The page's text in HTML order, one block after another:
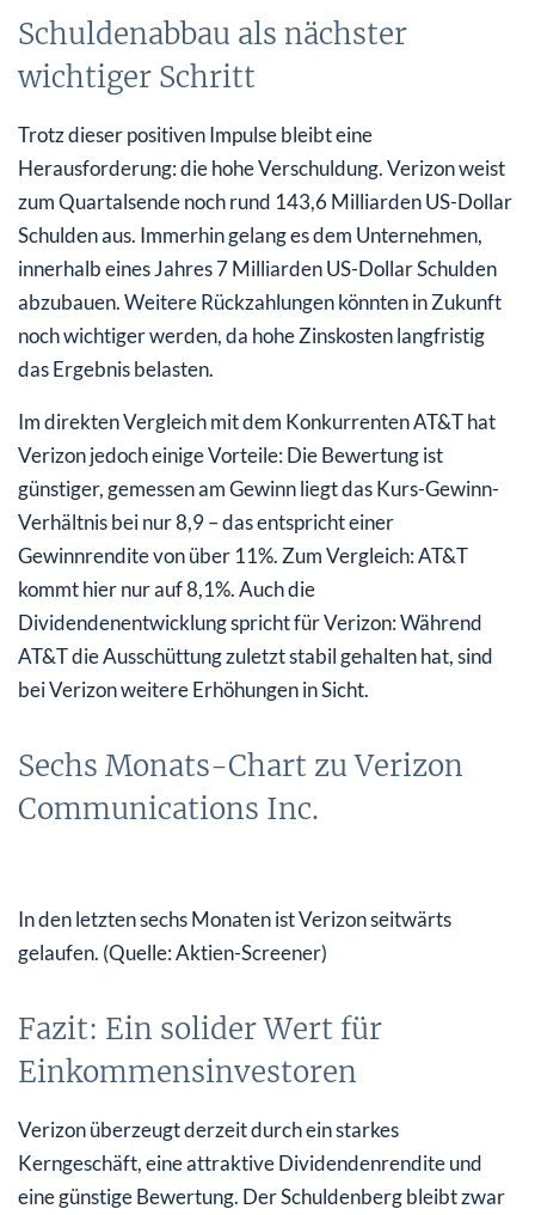
Schuldenabbau als nächster
wichtiger Schritt
Trotz dieser positiven Impulse bleibt eine
Herausforderung: die hohe Verschuldung. Verizon weist
zum Quartalsende noch rund 143,6 Milliarden US-Dollar
Schulden aus. Immerhin gelang es dem Unternehmen,
innerhalb eines Jahres 7 Milliarden US-Dollar Schulden
abzubauen. Weitere Rückzahlungen könnten in Zukunft
noch wichtiger werden, da hohe Zinskosten langfristig
das Ergebnis belasten.
Im direkten Vergleich mit dem Konkurrenten AT&T hat
Verizon jedoch einige Vorteile: Die Bewertung ist
günstiger, gemessen am Gewinn liegt das Kurs-Gewinn-
Verhältnis bei nur 8,9 – das entspricht einer
Gewinnrendite von über 11%. Zum Vergleich: AT&T
kommt hier nur auf 8,1%. Auch die
Dividendenentwicklung spricht für Verizon: Während
AT&T die Ausschüttung zuletzt stabil gehalten hat, sind
bei Verizon weitere Erhöhungen in Sicht.
Sechs Monats-Chart zu Verizon
Communications Inc.
In den letzten sechs Monaten ist Verizon seitwärts
gelaufen. (Quelle: Aktien-Screener)
Fazit: Ein solider Wert für
Einkommensinvestoren
Verizon überzeugt derzeit durch ein starkes
Kerngeschäft, eine attraktive Dividendenrendite und
eine günstige Bewertung. Der Schuldenberg bleibt zwar